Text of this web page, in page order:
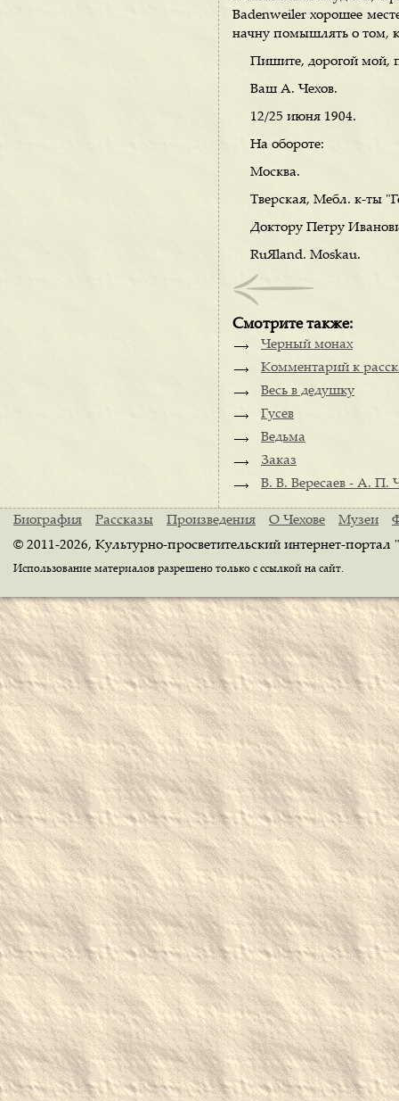
Badenweiler хорошее
начну помышлять о том,
Пишите, дорогой мой,
Ваш А. Чехов.
12/25 июня 1904.
На обороте:
Москва.
Тверская, Мебл. к-ты
Доктору Петру
RuЯland. Moskau.
Смотрите также:
Черный монах
Комментарий к
Весь в дедушку
Гусев
Ведьма
Заказ
В. В. Вересаев - А. П.
Биография Рассказы Произведения О Чехове Музеи
© 2011-2026, Культурно-просветительский интернет-
Использование материалов разрешено только с ссылкой на сайт.